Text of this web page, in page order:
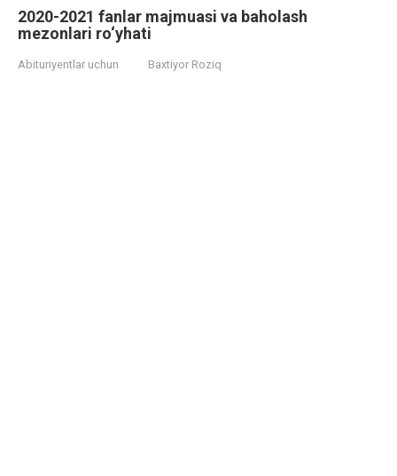
2020-2021 fanlar majmuasi va baholash
mezonlari ro‘yhati
Abituriyentlar uchun Baxtiyor Roziq